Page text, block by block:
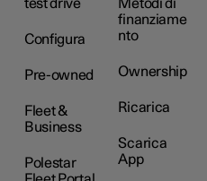
test drive
Configura
Pre-owned
Fleet &
Business
Polestar
Metodi di
finanziame
nto
Ownership
Ricarica
Scarica
App